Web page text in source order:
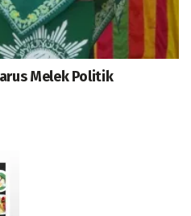
Melek Politik